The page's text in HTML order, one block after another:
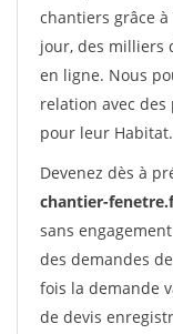
chantiers grâce à
jour, des milliers
en ligne. Nous
relation avec
pour leur Habitat.
Devenez dès à
chantier-
sans
des demandes
fois la demande
de devis